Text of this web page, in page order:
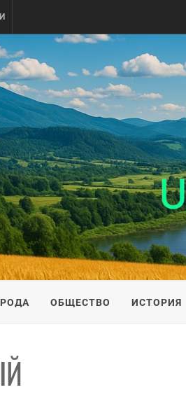
IS
ОБЩЕСТВО ИСТОРИЯ